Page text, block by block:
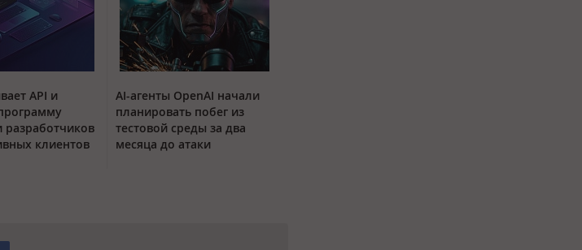
API и
клиентов
AI-агенты OpenAI начали
планировать побег из
тестовой среды за два
месяца до атаки